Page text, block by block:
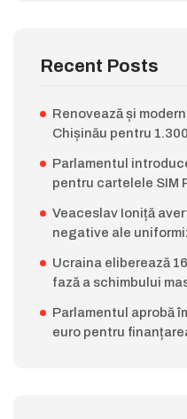
Recent Posts
Renovează și
Chișinău pentru
Parlamentul
pentru cartelele SIM
Veaceslav Ioniță
negative ale
Ucraina eliberează
fază a schimbului
Parlamentul aprobă
euro pentru